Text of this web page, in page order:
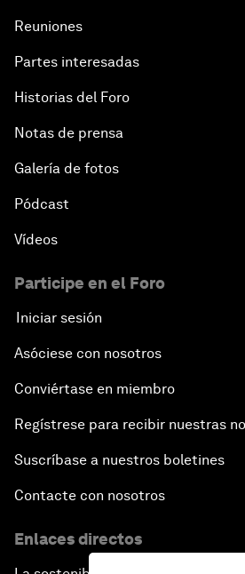
Reuniones
Partes interesadas
Historias del Foro
Notas de prensa
Galería de fotos
Pódcast
Vídeos
Participe en el Foro
Iniciar sesión
Asóciese con nosotros
Conviértase en miembro
Regístrese para recibir nuestras
Suscríbase a nuestros boletines
Contacte con nosotros
Enlaces directos